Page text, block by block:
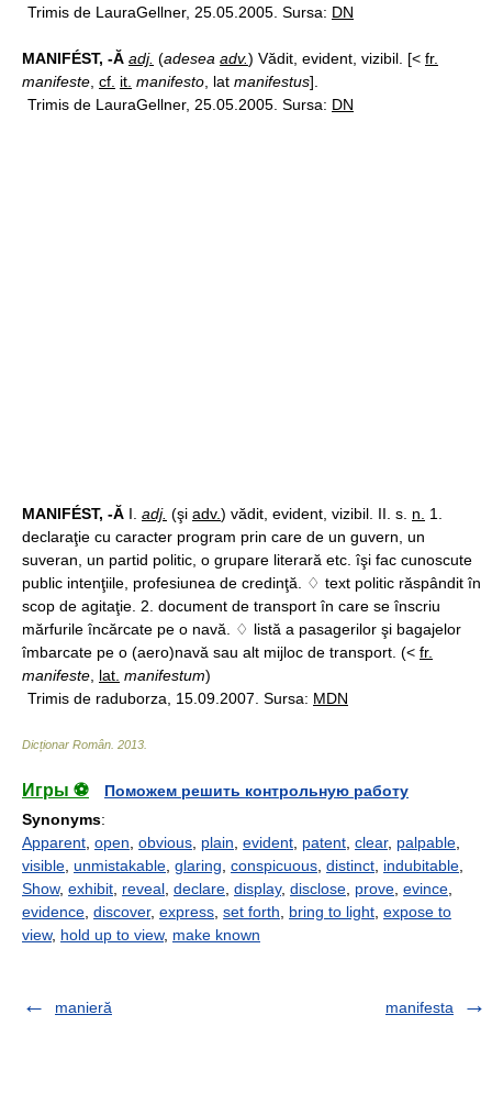
Trimis de LauraGellner, 25.05.2005. Sursa: DN
MANIFÉST, -Ă adj. (adesea adv.) Vădit, evident, vizibil. [< fr.
manifeste, cf. it. manifesto, lat manifestus].
Trimis de LauraGellner, 25.05.2005. Sursa: DN
MANIFÉST, -Ă I. adj. (şi adv.) vădit, evident, vizibil. II. s. n. 1.
declaraţie cu caracter program prin care de un guvern, un
suveran, un partid politic, o grupare literară etc. îşi fac cunoscute
public intenţiile, profesiunea de credinţă. ♢ text politic răspândit în
scop de agitaţie. 2. document de transport în care se înscriu
mărfurile încărcate pe o navă. ♢ listă a pasagerilor şi bagajelor
îmbarcate pe o (aero)navă sau alt mijloc de transport. (< fr.
manifeste, lat. manifestum)
Trimis de raduborza, 15.09.2007. Sursa: MDN
Dicționar Român 2013
Игры ⚽
Поможем решить контрольную работу
Synonyms:
Apparent, open, obvious, plain, evident, patent, clear, palpable,
visible, unmistakable, glaring, conspicuous, distinct, indubitable,
Show, exhibit, reveal, declare, display, disclose, prove, evince,
evidence, discover, express, set forth, bring to light, expose to
view, hold up to view, make known
manieră manifesta